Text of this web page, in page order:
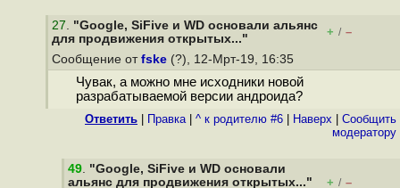
27. "Google, SiFive и WD основали альянс
для продвижения открытых..."
+ / –
Сообщение от fske (?), 12-Мрт-19, 16:35
Чувак, а можно мне исходники новой
разрабатываемой версии андроида?
Ответить Правка| ^ к родителю #6 Наверх
Cообщить
модератору
49. "Google, SiFive и WD основали
альянс для продвижения открытых..."
+ / –